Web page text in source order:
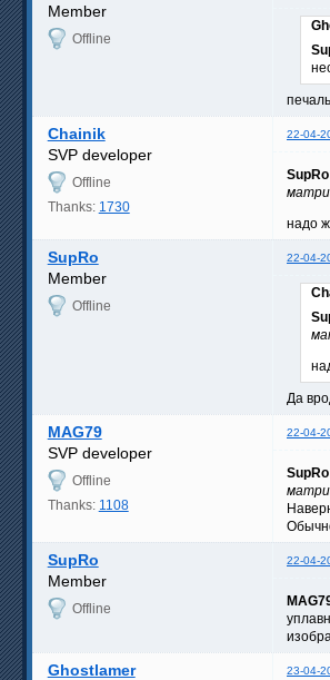
Member
Offline
Chainik 22-04-
SVP developer
Offline
Thanks: 1730
SupRo
надо
SupRo 22-04-
Member
Offline
Да
MAG79 22-04-
SVP developer
Offline
Thanks: 1108
SupRo
SupRo 22-04-
Member
Offline
Ghostlamer 23-04-